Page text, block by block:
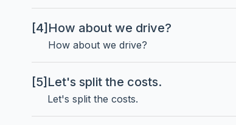
[4] How about we drive?
How about we drive?
[5] Let's split the costs.
Let's split the costs.